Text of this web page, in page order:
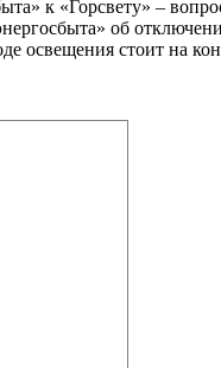
к «Горсвету» –
об
освещения стоит на